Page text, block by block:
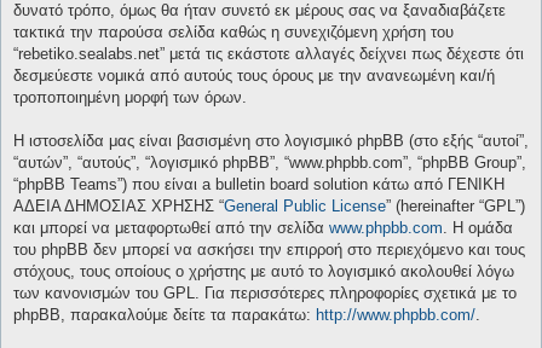
δυνατό τρόπο, όμως θα ήταν συνετό εκ μέρους σας να ξαναδιαβάζετε
τακτικά την παρούσα σελίδα καθώς η συνεχιζόμενη χρήση του
“rebetiko.sealabs.net” μετά τις εκάστοτε αλλαγές δείχνει πως δέχεστε ότι
δεσμεύεστε νομικά από αυτούς τους όρους με την ανανεωμένη και/ή
τροποποιημένη μορφή των όρων.
Η ιστοσελίδα μας είναι βασισμένη στο λογισμικό phpBB (στο εξής “αυτοί”,
“αυτών”, “αυτούς”, “λογισμικό phpBB”, “www.phpbb.com”, “phpBB Group”,
“phpBB Teams”) που είναι a bulletin board solution κάτω από ΓΕΝΙΚΗ
ΑΔΕΙΑ ΔΗΜΟΣΙΑΣ ΧΡΗΣΗΣ “General Public License” (hereinafter “GPL”)
και μπορεί να μεταφορτωθεί από την σελίδα www.phpbb.com. Η ομάδα
του phpBB δεν μπορεί να ασκήσει την επιρροή στο περιεχόμενο και τους
στόχους, τους οποίους ο χρήστης με αυτό το λογισμικό ακολουθεί λόγω
των κανονισμών του GPL. Για περισσότερες πληροφορίες σχετικά με το
phpBB, παρακαλούμε δείτε τα παρακάτω: http://www.phpbb.com/.